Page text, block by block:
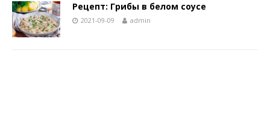
Рецепт: Грибы в белом соусе
2021-09-09 admin